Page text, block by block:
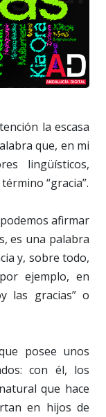
la escasa
que, en mi
lingüísticos,
“gracia”.
afirmar
es una palabra
y, sobre todo,
ejemplo, en
las gracias” o
posee unos
con él, los
que hace
en hijos de